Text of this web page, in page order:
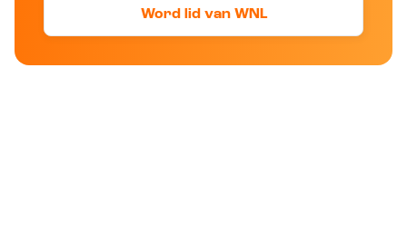
Word lid van WNL